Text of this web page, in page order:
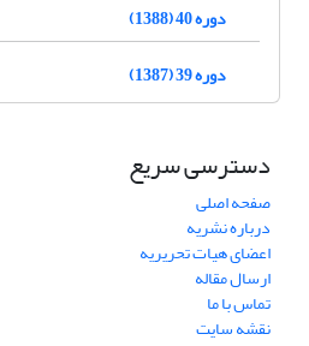
دوره 40 (1388)
دوره 39 (1387)
دسترسی سریع
صفحه اصلی
درباره نشریه
اعضای هیات تحریریه
ارسال مقاله
تماس با ما
نقشه سایت